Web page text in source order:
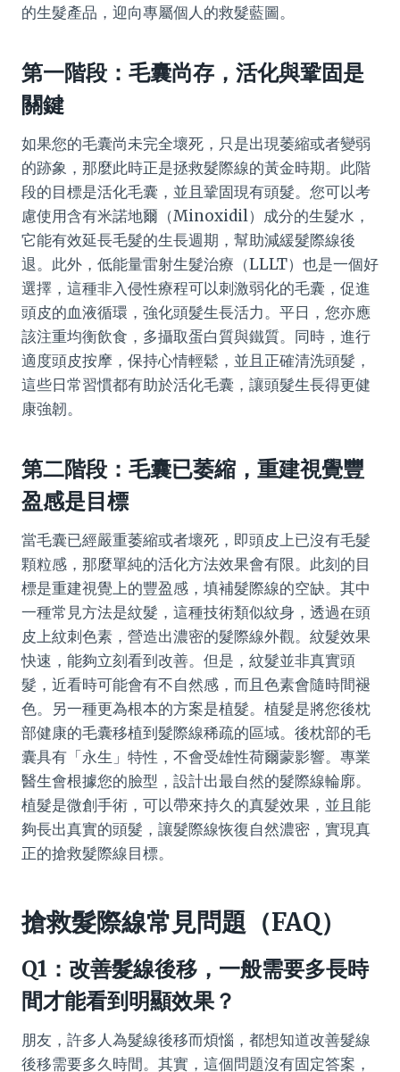
的生髮產品，迎向專屬個人的救髮藍圖。
第一階段：毛囊尚存，活化與鞏固是
關鍵
如果您的毛囊尚未完全壞死，只是出現萎縮或者變弱
的跡象，那麼此時正是拯救髮際線的黃金時期。此階
段的目標是活化毛囊，並且鞏固現有頭髮。您可以考
慮使用含有米諾地爾（Minoxidil）成分的生髮水，
它能有效延長毛髮的生長週期，幫助減緩髮際線後
退。此外，低能量雷射生髮治療（LLLT）也是一個好
選擇，這種非入侵性療程可以刺激弱化的毛囊，促進
頭皮的血液循環，強化頭髮生長活力。平日，您亦應
該注重均衡飲食，多攝取蛋白質與鐵質。同時，進行
適度頭皮按摩，保持心情輕鬆，並且正確清洗頭髮，
這些日常習慣都有助於活化毛囊，讓頭髮生長得更健
康強韌。
第二階段：毛囊已萎縮，重建視覺豐
盈感是目標
當毛囊已經嚴重萎縮或者壞死，即頭皮上已沒有毛髮
顆粒感，那麼單純的活化方法效果會有限。此刻的目
標是重建視覺上的豐盈感，填補髮際線的空缺。其中
一種常見方法是紋髮，這種技術類似紋身，透過在頭
皮上紋刺色素，營造出濃密的髮際線外觀。紋髮效果
快速，能夠立刻看到改善。但是，紋髮並非真實頭
髮，近看時可能會有不自然感，而且色素會隨時間褪
色。另一種更為根本的方案是植髮。植髮是將您後枕
部健康的毛囊移植到髮際線稀疏的區域。後枕部的毛
囊具有「永生」特性，不會受雄性荷爾蒙影響。專業
醫生會根據您的臉型，設計出最自然的髮際線輪廓。
植髮是微創手術，可以帶來持久的真髮效果，並且能
夠長出真實的頭髮，讓髮際線恢復自然濃密，實現真
正的搶救髮際線目標。
搶救髮際線常見問題（FAQ）
Q1：改善髮線後移，一般需要多長時
間才能看到明顯效果？
朋友，許多人為髮線後移而煩惱，都想知道改善髮線
後移需要多久時間。其實，這個問題沒有固定答案，